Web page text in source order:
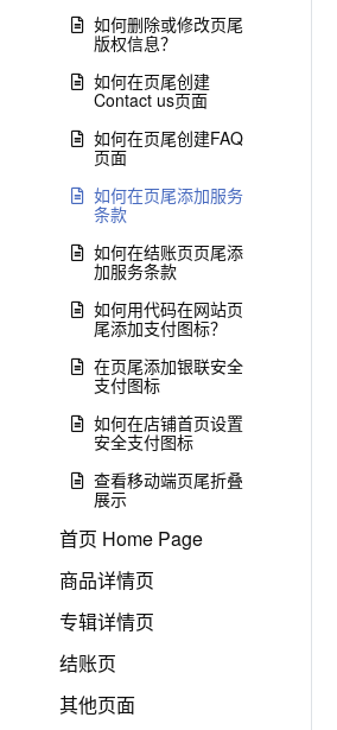
如何删除或修改页尾
版权信息？
如何在页尾创建
Contact us页面
如何在页尾创建FAQ
页面
如何在页尾添加服务
条款
如何在结账页页尾添
加服务条款
如何用代码在网站页
尾添加支付图标？
在页尾添加银联安全
支付图标
如何在店铺首页设置
安全支付图标
查看移动端页尾折叠
展示
首页 Home Page
商品详情页
专辑详情页
结账页
其他页面